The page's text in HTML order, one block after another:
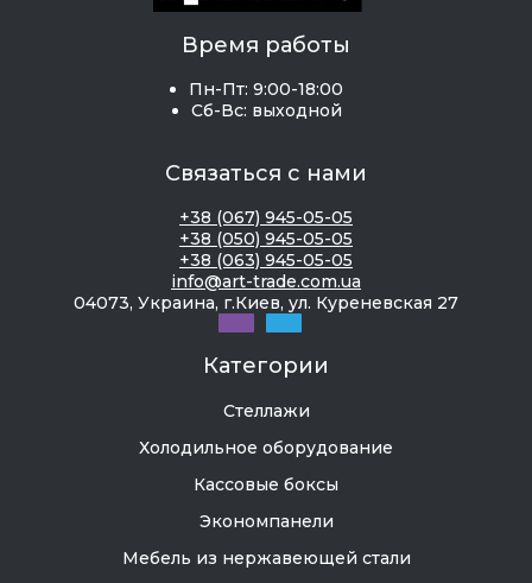
Время работы
Пн-Пт: 9:00-18:00
Сб-Вс: выходной
Связаться с нами
+38 (067) 945-05-05
+38 (050) 945-05-05
+38 (063) 945-05-05
info@art-trade.com.ua
04073, Украина, г.Киев, ул. Куреневская 27
Категории
Стеллажи
Холодильное оборудование
Кассовые боксы
Экономпанели
Мебель из нержавеющей стали